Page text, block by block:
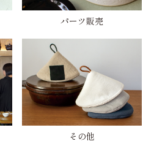
パーツ販売
その他